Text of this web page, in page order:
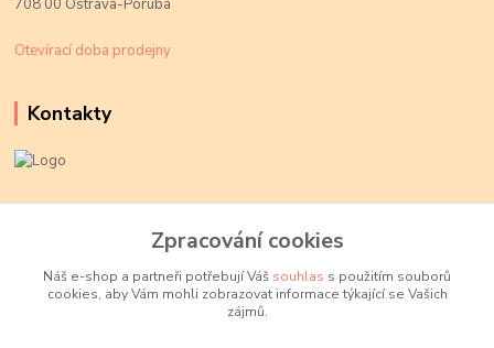
708 00 Ostrava-Poruba
Otevírací doba prodejny
Kontakty
+420 774 719 784
info@fajnekorale.cz
Zpracování cookies
Náš e-shop a partneři potřebují Váš souhlas s použitím souborů
cookies, aby Vám mohli zobrazovat informace týkající se Vašich
zájmů.